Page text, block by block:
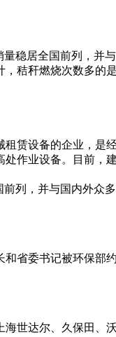
稳居全国前列，并
秸秆燃烧次数多的
赁设备的企业，是
作业设备。目前，
列，并与国内外众
省委书记被环保部
世达尔、久保田、